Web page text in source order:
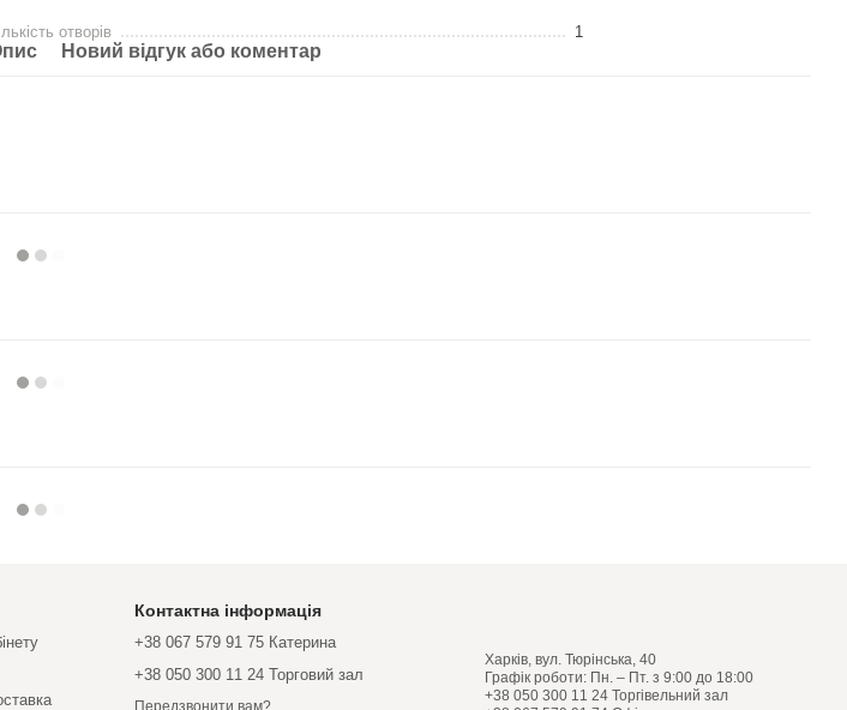
отворів 1
Новий відгук або коментар
Контактна інформація
+38 067 579 91 75 Катерина
+38 050 300 11 24 Торговий зал
Харків, вул. Тюрінська, 40
Графік роботи: Пн. – Пт. з 9:00 до 18:00
+38 050 300 11 24 Торгівельний зал